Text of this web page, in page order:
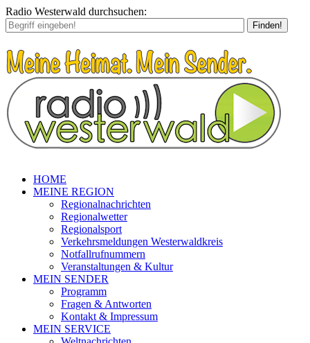
Radio Westerwald durchsuchen:
Finden!
HOME
MEINE REGION
Regionalnachrichten
Regionalwetter
Regionalsport
Verkehrsmeldungen Westerwaldkreis
Notfallrufnummern
Veranstaltungen & Kultur
MEIN SENDER
Programm
Fragen & Antworten
Kontakt & Impressum
MEIN SERVICE